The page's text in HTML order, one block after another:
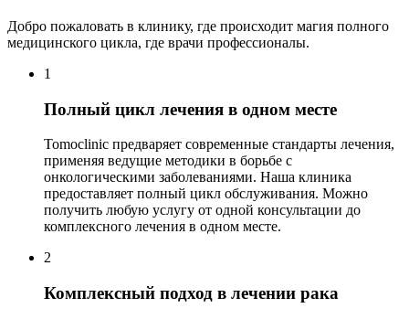
Добро пожаловать в клинику, где происходит магия полного
медицинского цикла, где врачи профессионалы.
1
Полный цикл лечения в одном месте
Tomoclinic предваряет современные стандарты лечения,
применяя ведущие методики в борьбе с
онкологическими заболеваниями. Наша клиника
предоставляет полный цикл обслуживания. Можно
получить любую услугу от одной консультации до
комплексного лечения в одном месте.
2
Комплексный подход в лечении рака